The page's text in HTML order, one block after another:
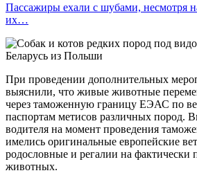
Пассажиры ехали с шубами, несмотря
их…
При проведении дополнительных
выяснили, что живые животные
через таможенную границу ЕЭАС по
паспортам метисов различных пород.
водителя на момент проведения
имелись оригинальные европейские
родословные и регалии на фактически
животных.